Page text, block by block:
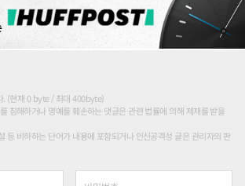
. (현재 0 byte / 최대 400byte)
침해하거나 명예를 훼손하는 댓글은 관련 법률에 의해 제재를 받을
등 비하하는 단어가 내용에 포함되거나 인신공격성 글은 관리자의 판